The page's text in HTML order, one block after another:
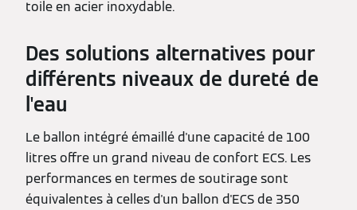
toile en acier inoxydable.
Des solutions alternatives pour
différents niveaux de dureté de
l'eau
Le ballon intégré émaillé d'une capacité de 100
litres offre un grand niveau de confort ECS. Les
performances en termes de soutirage sont
équivalentes à celles d'un ballon d'ECS de 350